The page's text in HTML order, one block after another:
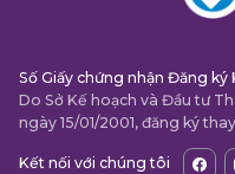
Số Giấy chứng nhận Đăng
Do Sở Kế hoạch và Đầu tư
ngày 15/01/2001, đăng ký
Kết nối với chúng tôi